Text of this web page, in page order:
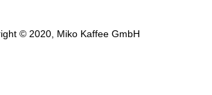
© 2020, Miko Kaffee GmbH